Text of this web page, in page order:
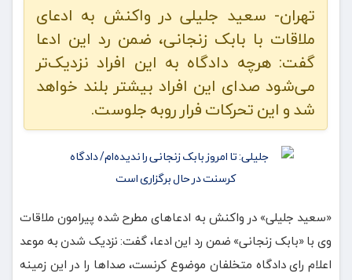
تهران- سعید جلیلی در واکنش به ادعای
ملاقات با بابک زنجانی، ضمن رد این ادعا
گفت: هرچه دادگاه به این افراد نزدیک‌تر
می‌شود صدای این افراد بیشتر بلند خواهد
شد و این تحرکات فرار روبه جلوست.
«سعید جلیلی» در واکنش به ادعاهای مطرح شده پیرامون ملاقات
وی با «بابک زنجانی» ضمن رد این ادعا، گفت: نزدیک شدن به موعد
اعلام رای دادگاه متخلفان موضوع کرنست، صداها را در این زمینه